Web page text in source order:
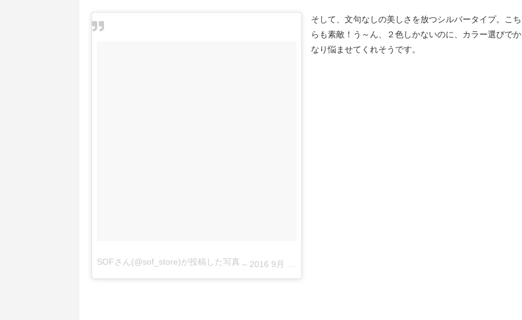
SOFさん(@sof_store)が投稿した写真 – 2016 9月 30 10:38午後 PDT
そして、文句なしの美しさを放つシルバータイプ。こち
らも素敵！う～ん、２色しかないのに、カラー選びでか
なり悩ませてくれそうです。